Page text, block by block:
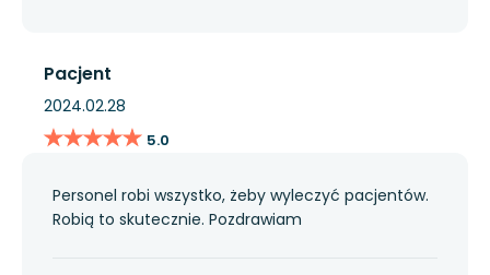
Pacjent
2024.02.28
★★★★★
★★★★★ 5.0
Personel robi wszystko, żeby wyleczyć pacjentów.
Robią to skutecznie. Pozdrawiam